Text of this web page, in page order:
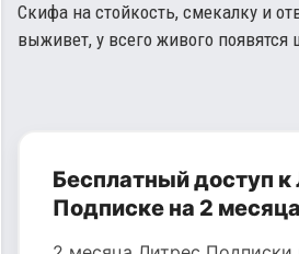
Скифа на стойкость, смекалку и
выживет, у всего живого
Бесплатный доступ к
Подписке на 2 месяца